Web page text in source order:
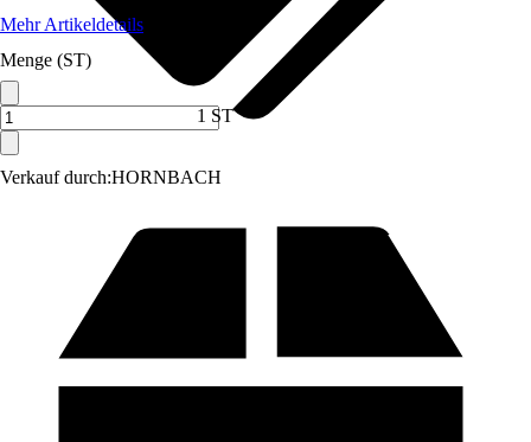
Verkauf durch:HORNBACH
Mehr Artikeldetails
Menge (ST)
1 ST